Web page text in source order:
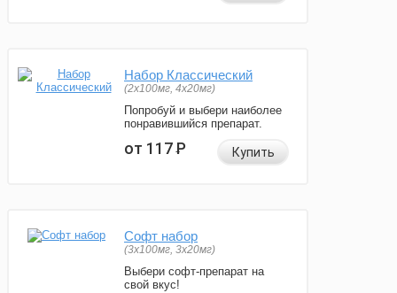
Набор Классический
(2x100мг, 4x20мг)
Попробуй и выбери наиболее
понравившийся препарат.
от 117Р Купить
Софт набор
(3x100мг, 3x20мг)
Выбери софт-препарат на
свой вкус!